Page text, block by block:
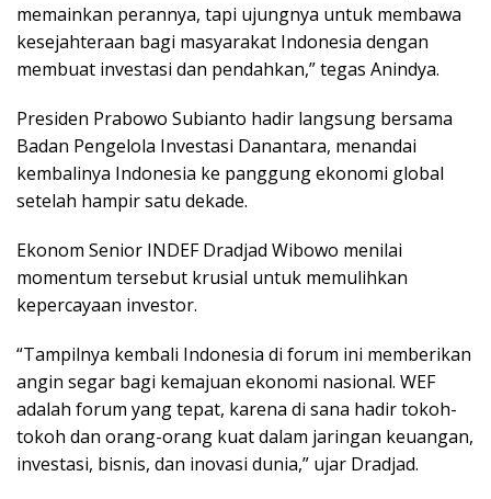
memainkan perannya, tapi ujungnya untuk membawa
kesejahteraan bagi masyarakat Indonesia dengan
membuat investasi dan pendahkan,” tegas Anindya.
Presiden Prabowo Subianto hadir langsung bersama
Badan Pengelola Investasi Danantara, menandai
kembalinya Indonesia ke panggung ekonomi global
setelah hampir satu dekade.
Ekonom Senior INDEF Dradjad Wibowo menilai
momentum tersebut krusial untuk memulihkan
kepercayaan investor.
“Tampilnya kembali Indonesia di forum ini memberikan
angin segar bagi kemajuan ekonomi nasional. WEF
adalah forum yang tepat, karena di sana hadir tokoh-
tokoh dan orang-orang kuat dalam jaringan keuangan,
investasi, bisnis, dan inovasi dunia,” ujar Dradjad.